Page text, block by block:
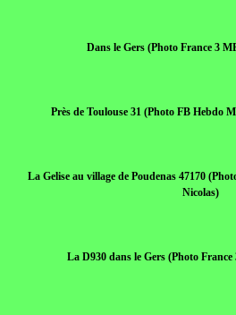
Dans le Gers (Photo France 3
Près de Toulouse 31 (Photo FB Hebdo
La Gelise au village de Poudenas 47170
Nicolas)
La D930 dans le Gers (Photo France